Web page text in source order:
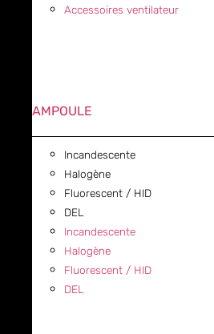
Accessoires ventilateur
AMPOULE
Incandescente
Halogène
Fluorescent / HID
DEL
Incandescente
Halogène
Fluorescent / HID
DEL